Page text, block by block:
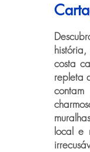
costa
repleta
contam
local e